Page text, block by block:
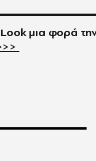
Look μια φορά